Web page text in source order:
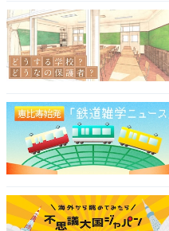
ゼンハイザー
ミック カナル型 【VGP殿
イエンド MMCX アモル
【国内正規品】
ゼンハイザー「IE 300」